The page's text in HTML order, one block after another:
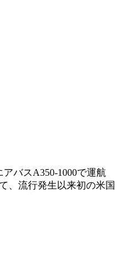
バスA350-1000で運航
、流行発生以来初の米国